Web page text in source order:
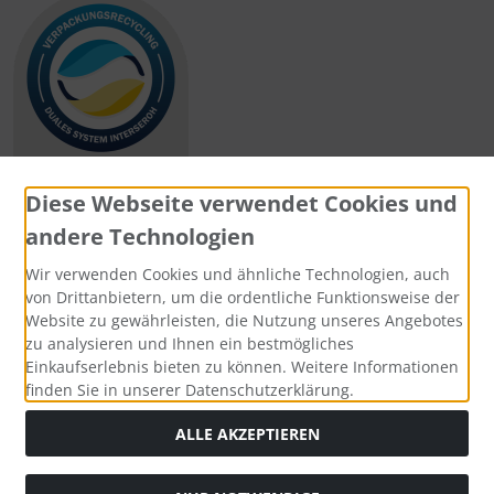
Zahlungsmethoden
Social Media
Diese Webseite verwendet Cookies und
andere Technologien
Wir verwenden Cookies und ähnliche Technologien, auch
von Drittanbietern, um die ordentliche Funktionsweise der
Website zu gewährleisten, die Nutzung unseres Angebotes
zu analysieren und Ihnen ein bestmögliches
Einkaufserlebnis bieten zu können. Weitere Informationen
finden Sie in unserer Datenschutzerklärung.
ALLE AKZEPTIEREN